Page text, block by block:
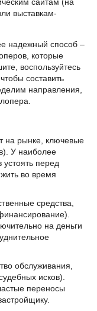
выставкам-
надежный способ –
которые
воспользуйтесь
составить
направления,
на рынке, ключевые
У наиболее
перед
во время
средства,
на деньги
обслуживания,
исков).
переносы